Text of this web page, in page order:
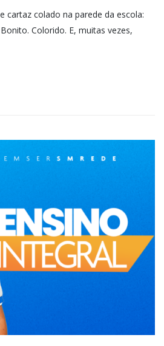
cartaz colado na parede da escola:
Colorido. E, muitas vezes,